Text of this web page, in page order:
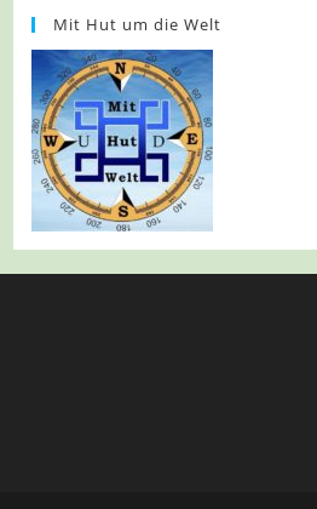
Mit Hut um die Welt